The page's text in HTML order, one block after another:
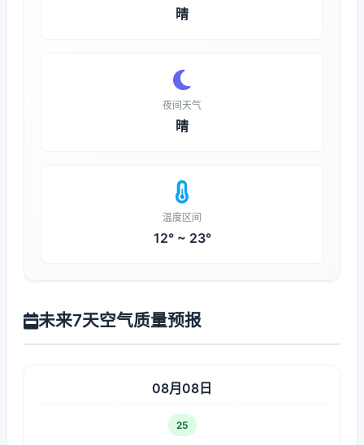
晴
夜间天气
晴
温度区间
12° ~ 23°
未来7天空气质量预报
08月08日
25